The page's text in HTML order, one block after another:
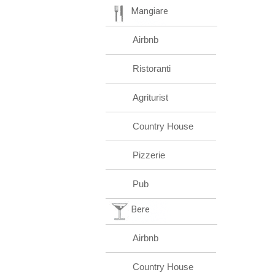
Mangiare
Airbnb
Ristoranti
Agriturist
Country House
Pizzerie
Pub
Bere
Airbnb
Country House